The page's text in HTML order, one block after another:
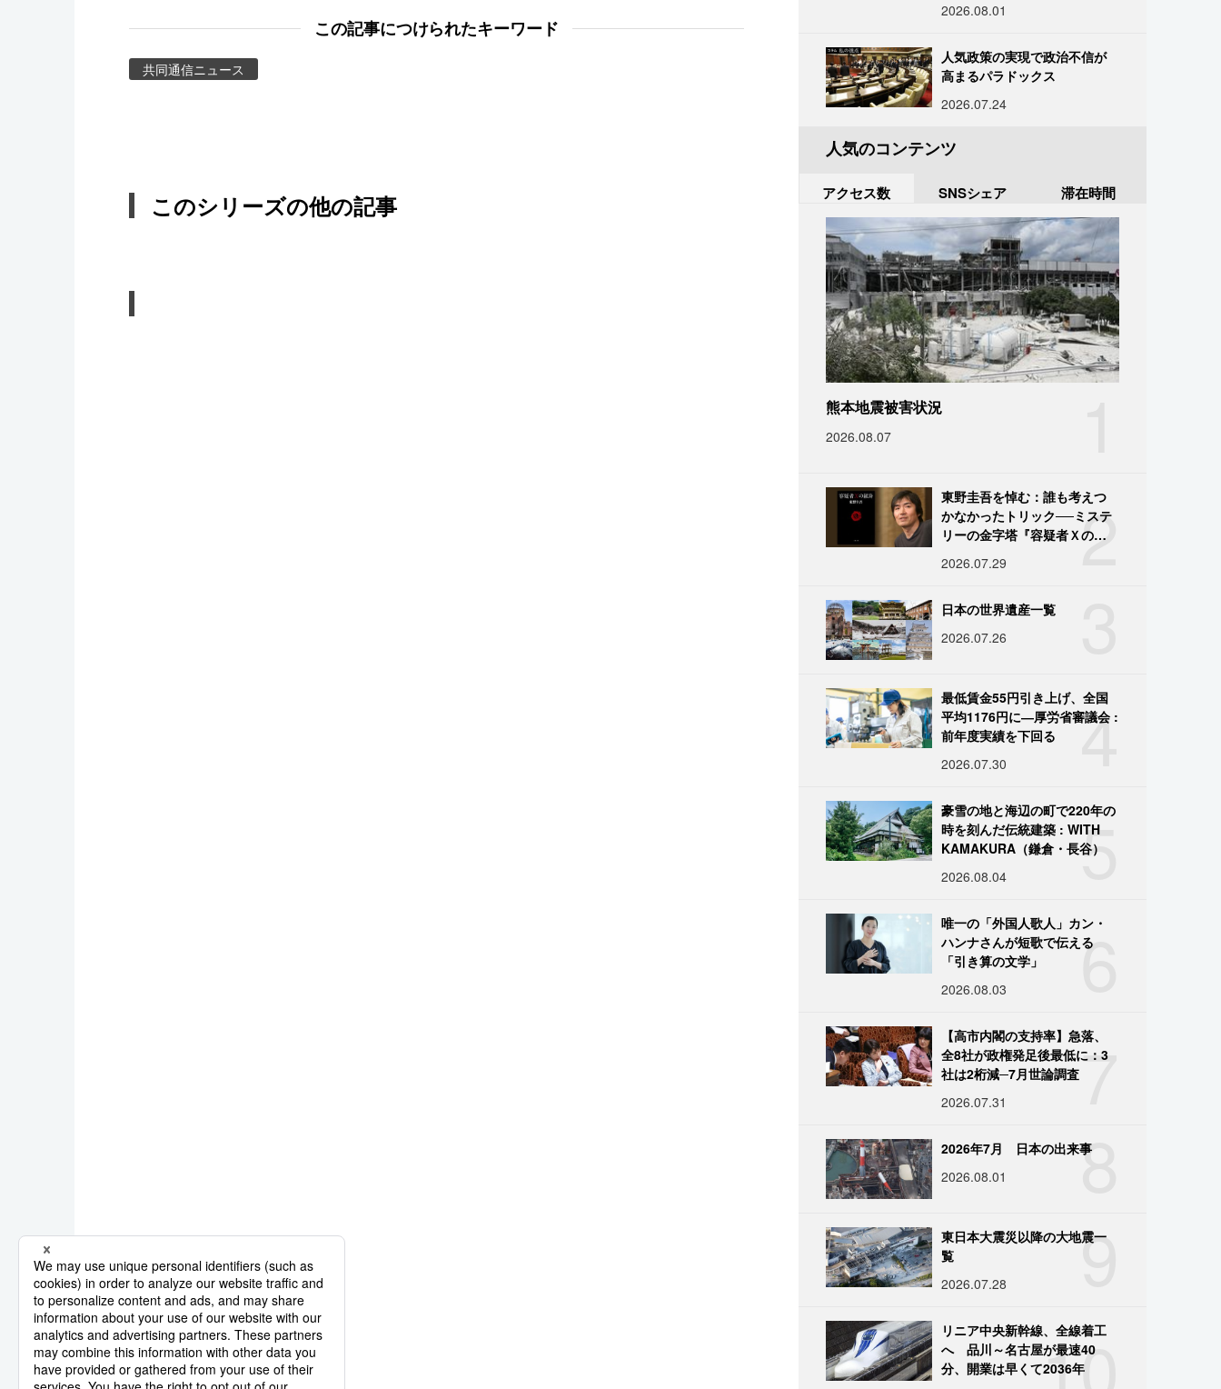
この記事につけられたキーワード
共同通信ニュース
このシリーズの他の記事
2026.08.01
人気政策の実現で政治不信が
高まるパラドックス
2026.07.24
人気のコンテンツ
アクセス数 SNSシェア 滞在時間
熊本地震被害状況
2026.08.07
2
東野圭吾を悼む：誰も考えつ
かなかったトリック──ミステ
リーの金字塔『容疑者Ｘの献
2026.07.29
日本の世界遺産一覧
2026.07.26
4
最低賃金55円引き上げ、全国
平均1176円に―厚労省審議会 :
前年度実績を下回る
2026.07.30
5
豪雪の地と海辺の町で220年の
時を刻んだ伝統建築 : WITH
KAMAKURA（鎌倉・長谷）
2026.08.04
6
唯一の「外国人歌人」カン・
ハンナさんが短歌で伝える
「引き算の文学」
2026.08.03
7
【高市内閣の支持率】急落、
全8社が政権発足後最低に：3
社は2桁減─7月世論調査
2026.07.31
8
2026年7月 日本の出来事
2026.08.01
9
東日本大震災以降の大地震一
覧
2026.07.28
10
リニア中央新幹線、全線着工
へ 品川～名古屋が最速40
分、開業は早くて2036年